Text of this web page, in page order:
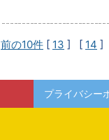
前の10件 [ 13 ] [ 14 ]
プライバシー